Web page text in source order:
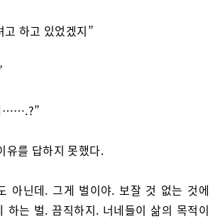
고 하고 있었겠지”
…….?”
유를 답하지 못했다.
아닌데. 그게 벌이야. 보잘 것 없는 것에
하는 벌. 끔직하지. 너네들이 삶의 목적이